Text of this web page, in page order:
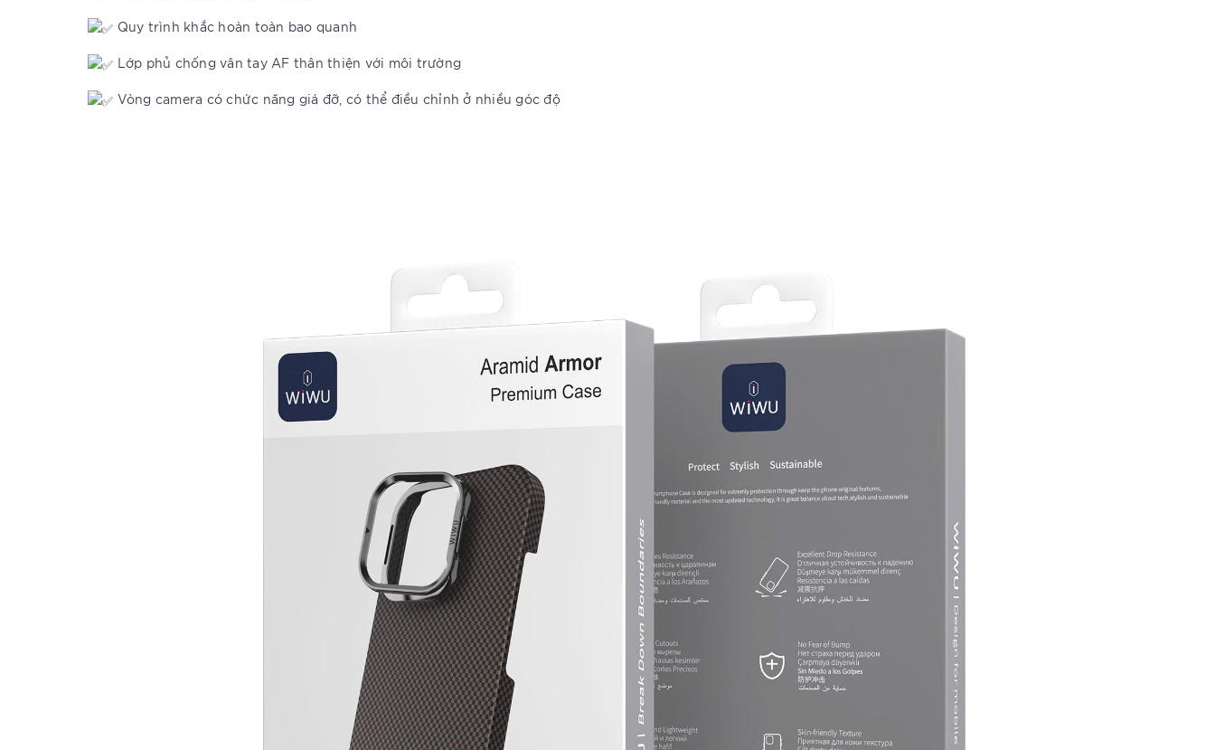
Quy trình khắc hoàn toàn bao quanh
Lớp phủ chống vân tay AF thân thiện với môi trường
Vòng camera có chức năng giá đỡ, có thể điều chỉnh ở nhiều góc độ